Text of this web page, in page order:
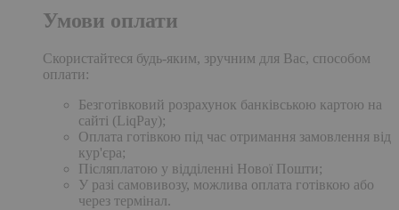
Умови оплати
Скористайтеся будь-яким, зручним для Вас, способом
оплати:
Безготівковий розрахунок банківською картою на
сайті (LiqPay);
Оплата готівкою під час отримання замовлення від
кур'єра;
Післяплатою у відділенні Нової Пошти;
У разі самовивозу, можлива оплата готівкою або
через термінал.